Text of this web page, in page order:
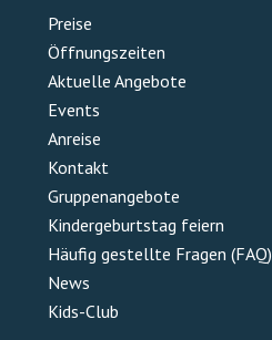
Preise
Öffnungszeiten
Aktuelle Angebote
Events
Anreise
Kontakt
Gruppenangebote
Kindergeburtstag feiern
Häufig gestellte Fragen (FAQ)
News
Kids-Club